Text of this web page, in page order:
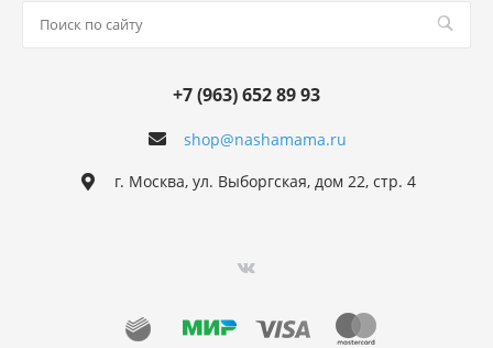
shop@nashamama.ru
+7 (963) 652 89 93
г. Москва, ул. Выборгская, дом 22, стр. 4